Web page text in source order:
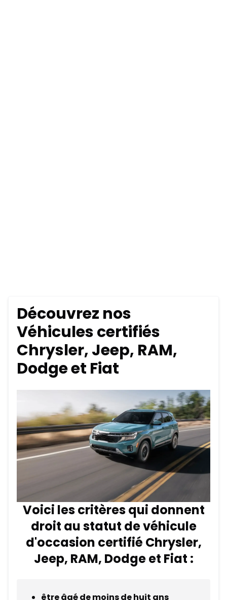
Découvrez nos
Véhicules certifiés
Chrysler, Jeep, RAM,
Dodge et Fiat
Voici les critères qui donnent
droit au statut de véhicule
d'occasion certifié Chrysler,
Jeep, RAM, Dodge et Fiat :
être âgé de moins de huit ans